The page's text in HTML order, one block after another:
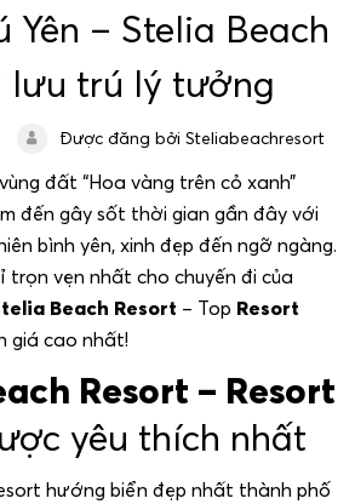
trí và trải nghiệm
trú
Xứ Nẫu
Yên – Stelia Beach
lưu trú lý tưởng
Được đăng bởi Steliabeachresort
đất “Hoa vàng trên cỏ xanh”
đến gây sốt thời gian gần đây với
bình yên, xinh đẹp đến ngỡ ngàng.
vẹn nhất cho chuyến đi của
Beach Resort – Top Resort
giá cao nhất!
Resort – Resort
yêu thích nhất
hướng biển đẹp nhất thành phố